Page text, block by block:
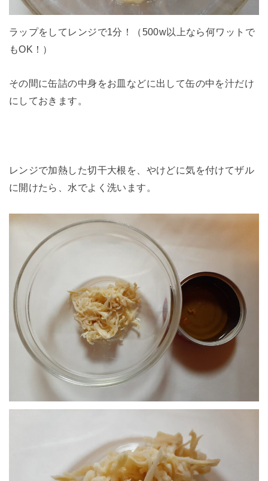
ラップをしてレンジで1分！（500w以上なら何ワットで
もOK！）
その間に缶詰の中身をお皿などに出して缶の中を汁だけ
にしておきます。
レンジで加熱した切干大根を、やけどに気を付けてザル
に開けたら、水でよく洗います。